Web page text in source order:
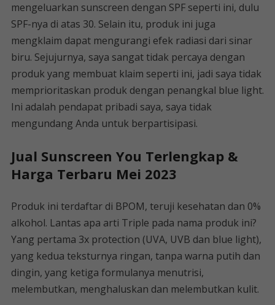
mengeluarkan sunscreen dengan SPF seperti ini, dulu
SPF-nya di atas 30. Selain itu, produk ini juga
mengklaim dapat mengurangi efek radiasi dari sinar
biru. Sejujurnya, saya sangat tidak percaya dengan
produk yang membuat klaim seperti ini, jadi saya tidak
memprioritaskan produk dengan penangkal blue light.
Ini adalah pendapat pribadi saya, saya tidak
mengundang Anda untuk berpartisipasi.
Jual Sunscreen You Terlengkap &
Harga Terbaru Mei 2023
Produk ini terdaftar di BPOM, teruji kesehatan dan 0%
alkohol. Lantas apa arti Triple pada nama produk ini?
Yang pertama 3x protection (UVA, UVB dan blue light),
yang kedua teksturnya ringan, tanpa warna putih dan
dingin, yang ketiga formulanya menutrisi,
melembutkan, menghaluskan dan melembutkan kulit.